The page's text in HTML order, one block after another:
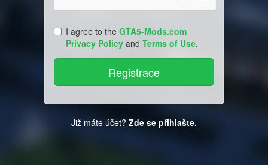
I agree to the GTA5-Mods.com
Privacy Policy and Terms of Use.
Již máte účet? Zde se přihlašte.